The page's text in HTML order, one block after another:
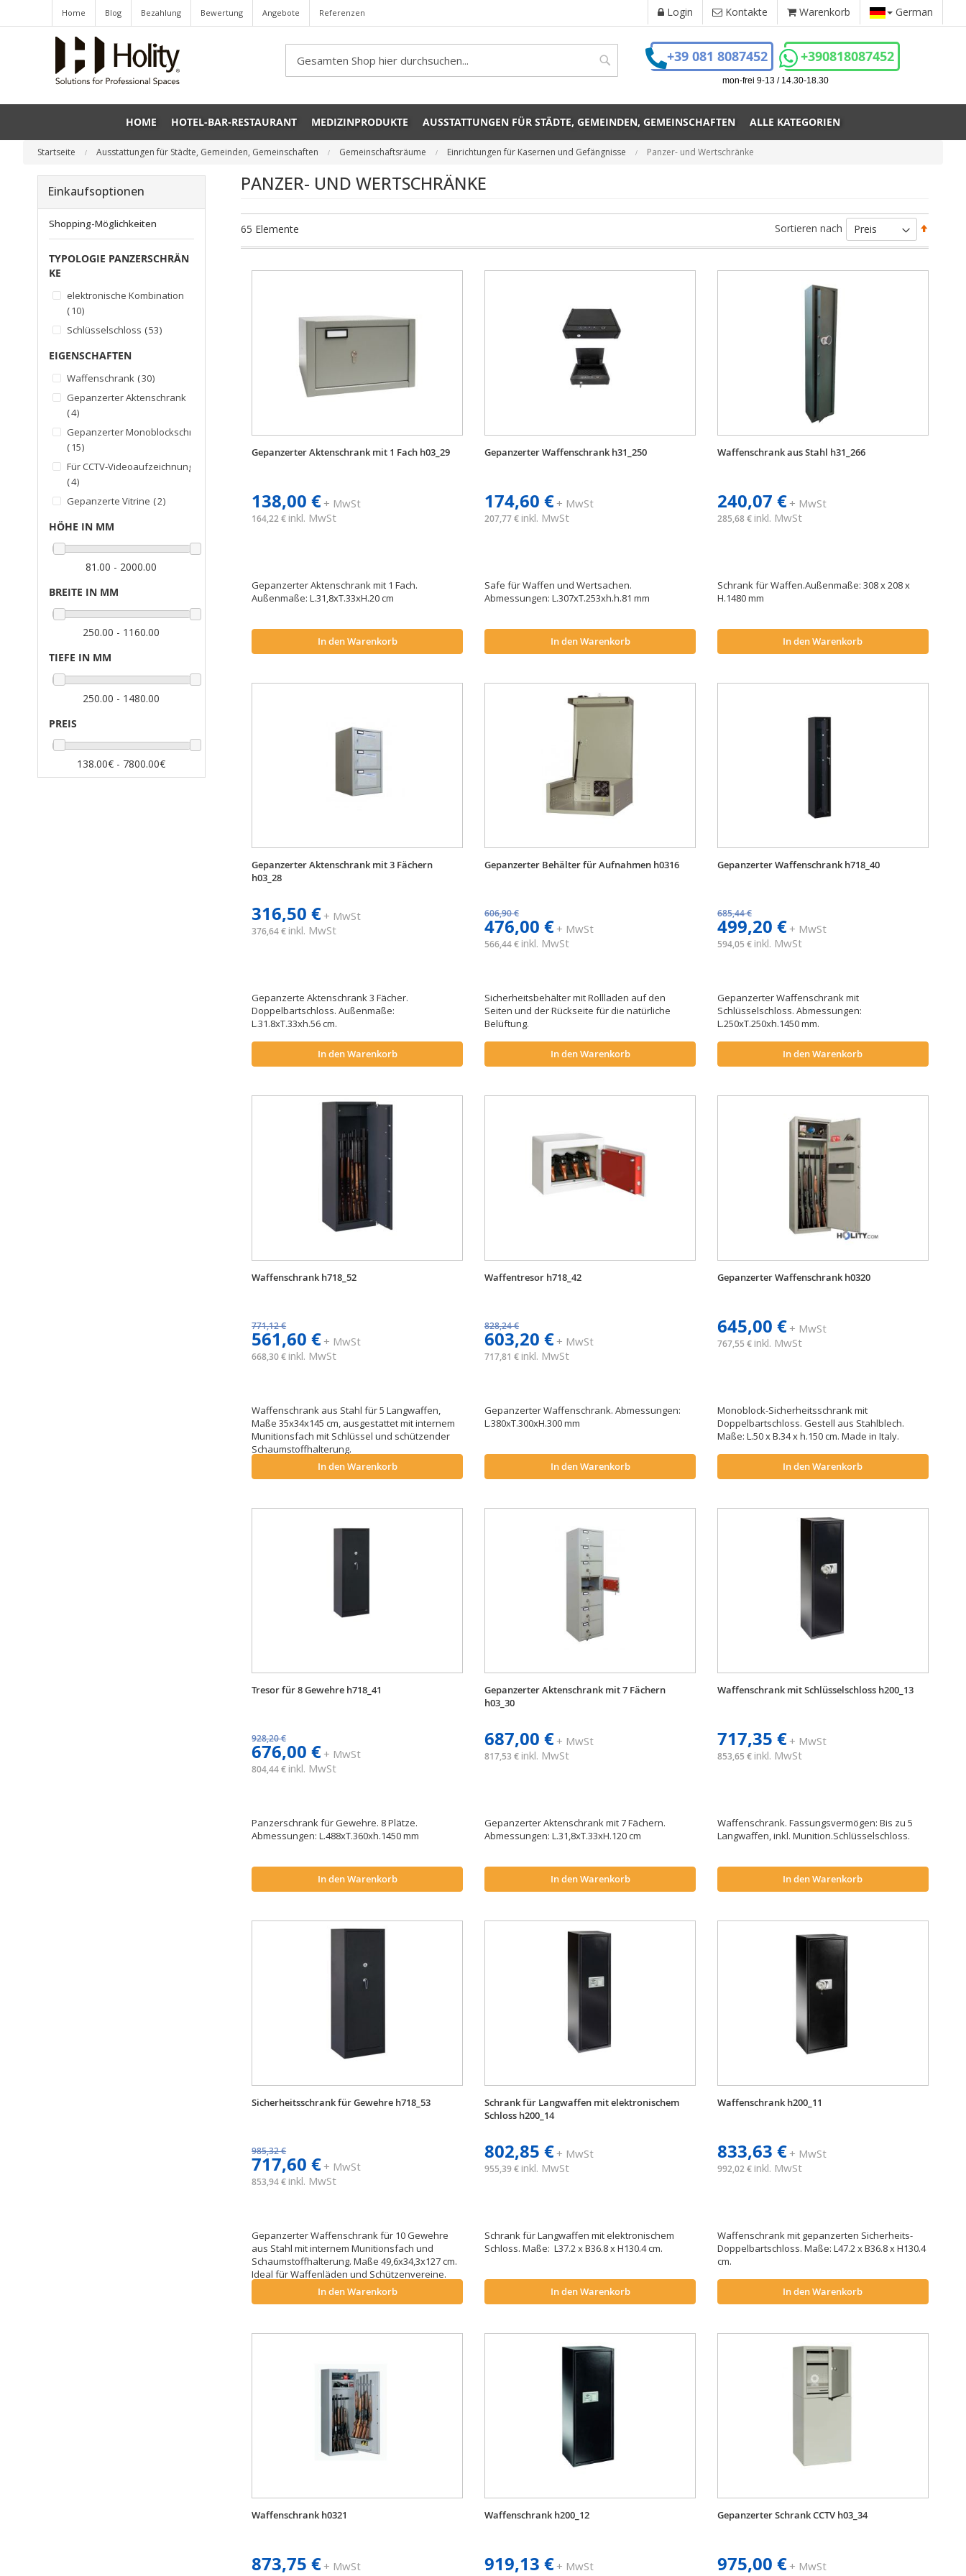
Home Blog Bezahlung Bewertung Angebote Referenzen Login Kontakte Warenkorb German
Search
Search
+39 081 8087452 +390818087452
mon-frei 9-13 / 14.30-18.30
HOME HOTEL-BAR-RESTAURANT MEDIZINPRODUKTE AUSSTATTUNGEN FÜR STÄDTE, GEMEINDEN, GEMEINSCHAFTEN ALLE KATEGORIEN
Startseite Ausstattungen für Städte, Gemeinden, Gemeinschaften Gemeinschaftsräume Einrichtungen für Kasernen und Gefängnisse Panzer- und Wertschränke
PANZER- UND WERTSCHRÄNKE
65 Elemente Sortieren nach
Gepanzerter Aktenschrank mit 1 Fach h03_29
138,00 €+ MwSt
164,22 € inkl. MwSt
Gepanzerter Aktenschrank mit 1 Fach.
Außenmaße: L.31,8xT.33xH.20 cm
In den Warenkorb
Gepanzerter Waffenschrank h31_250
174,60 €+ MwSt
207,77 € inkl. MwSt
Safe für Waffen und Wertsachen.
Abmessungen: L.307xT.253xh.h.81 mm
In den Warenkorb
Waffenschrank aus Stahl h31_266
240,07 €+ MwSt
285,68 € inkl. MwSt
Schrank für Waffen.Außenmaße: 308 x 208 x
H.1480 mm
In den Warenkorb
Gepanzerter Aktenschrank mit 3 Fächern
h03_28
316,50 €+ MwSt
376,64 € inkl. MwSt
Gepanzerte Aktenschrank 3 Fächer.
Doppelbartschloss. Außenmaße:
L.31.8xT.33xh.56 cm.
In den Warenkorb
Gepanzerter Behälter für Aufnahmen h0316
606,90 €
476,00 €+ MwSt
566,44 € inkl. MwSt
Sicherheitsbehälter mit Rollladen auf den
Seiten und der Rückseite für die natürliche
Belüftung.
In den Warenkorb
Gepanzerter Waffenschrank h718_40
685,44 €
499,20 €+ MwSt
594,05 € inkl. MwSt
Gepanzerter Waffenschrank mit
Schlüsselschloss. Abmessungen:
L.250xT.250xh.1450 mm.
In den Warenkorb
Waffenschrank h718_52
771,12 €
561,60 €+ MwSt
668,30 € inkl. MwSt
Waffenschrank aus Stahl für 5 Langwaffen,
Maße 35x34x145 cm, ausgestattet mit internem
Munitionsfach mit Schlüssel und schützender
Schaumstoffhalterung.
In den Warenkorb
Waffentresor h718_42
828,24 €
603,20 €+ MwSt
717,81 € inkl. MwSt
Gepanzerter Waffenschrank. Abmessungen:
L.380xT.300xH.300 mm
In den Warenkorb
Gepanzerter Waffenschrank h0320
645,00 €+ MwSt
767,55 € inkl. MwSt
Monoblock-Sicherheitsschrank mit
Doppelbartschloss. Gestell aus Stahlblech.
Maße: L.50 x B.34 x h.150 cm. Made in Italy.
In den Warenkorb
Tresor für 8 Gewehre h718_41
928,20 €
676,00 €+ MwSt
804,44 € inkl. MwSt
Panzerschrank für Gewehre. 8 Plätze.
Abmessungen: L.488xT.360xh.1450 mm
In den Warenkorb
Gepanzerter Aktenschrank mit 7 Fächern
h03_30
687,00 €+ MwSt
817,53 € inkl. MwSt
Gepanzerter Aktenschrank mit 7 Fächern.
Abmessungen: L.31,8xT.33xH.120 cm
In den Warenkorb
Waffenschrank mit Schlüsselschloss h200_13
717,35 €+ MwSt
853,65 € inkl. MwSt
Waffenschrank. Fassungsvermögen: Bis zu 5
Langwaffen, inkl. Munition.Schlüsselschloss.
In den Warenkorb
Sicherheitsschrank für Gewehre h718_53
985,32 €
717,60 €+ MwSt
853,94 € inkl. MwSt
Gepanzerter Waffenschrank für 10 Gewehre
aus Stahl mit internem Munitionsfach und
Schaumstoffhalterung. Maße 49,6x34,3x127 cm.
Ideal für Waffenläden und Schützenvereine.
In den Warenkorb
Schrank für Langwaffen mit elektronischem
Schloss h200_14
802,85 €+ MwSt
955,39 € inkl. MwSt
Schrank für Langwaffen mit elektronischem
Schloss. Maße: L37.2 x B36.8 x H130.4 cm.
In den Warenkorb
Waffenschrank h200_11
833,63 €+ MwSt
992,02 € inkl. MwSt
Waffenschrank mit gepanzerten Sicherheits-
Doppelbartschloss. Maße: L47.2 x B36.8 x H130.4
cm.
In den Warenkorb
Waffenschrank h0321
873,75 €+ MwSt
Waffenschrank h200_12
919,13 €+ MwSt
Gepanzerter Schrank CCTV h03_34
975,00 €+ MwSt
Einkaufsoptionen
Shopping-Möglichkeiten
TYPOLOGIE PANZERSCHRÄN
KE
elektronische Kombination
10Artikel
Schlüsselschloss
53Artikel
EIGENSCHAFTEN
Waffenschrank 30Artikel
Gepanzerter Aktenschrank
4Artikel
Gepanzerter Monoblockschrank
15Artikel
Für CCTV-Videoaufzeichnung
4Artikel
Gepanzerte Vitrine
2Artikel
HÖHE IN MM
81.00 - 2000.00
BREITE IN MM
250.00 - 1160.00
TIEFE IN MM
250.00 - 1480.00
PREIS
138.00€ - 7800.00€